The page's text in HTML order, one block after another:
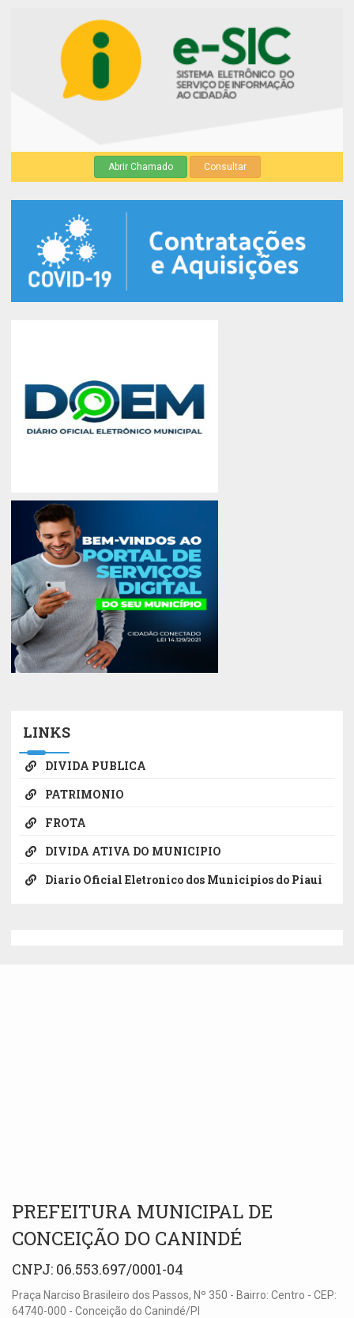
Abrir Chamado Consultar
LINKS
DIVIDA PUBLICA
PATRIMONIO
FROTA
DIVIDA ATIVA DO MUNICIPIO
Diario Oficial Eletronico dos Municipios do Piaui
PREFEITURA MUNICIPAL DE
CONCEIÇÃO DO CANINDÉ
CNPJ: 06.553.697/0001-04
Praça Narciso Brasileiro dos Passos, Nº 350 - Bairro: Centro - CEP:
64740-000 - Conceição do Canindé/PI